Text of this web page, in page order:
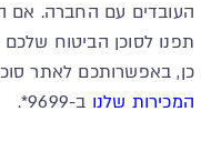
העובדים עם החברה. אם
תפנו לסוכן הביטוח
כן, באפשרותכם לאתר
המכירות שלנו ב-9699*.